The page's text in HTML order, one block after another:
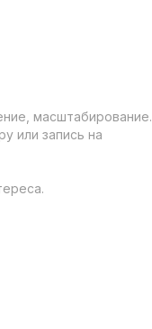
масштабирование.
или запись на